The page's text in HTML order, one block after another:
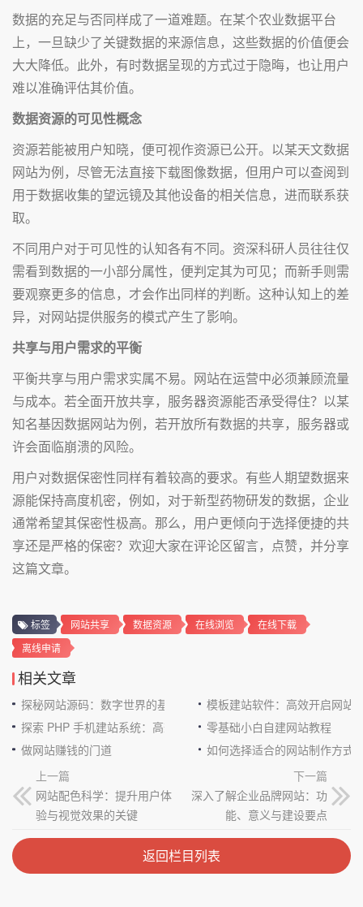
数据的充足与否同样成了一道难题。在某个农业数据平台
上，一旦缺少了关键数据的来源信息，这些数据的价值便会
大大降低。此外，有时数据呈现的方式过于隐晦，也让用户
难以准确评估其价值。
数据资源的可见性概念
资源若能被用户知晓，便可视作资源已公开。以某天文数据
网站为例，尽管无法直接下载图像数据，但用户可以查阅到
用于数据收集的望远镜及其他设备的相关信息，进而联系获
取。
不同用户对于可见性的认知各有不同。资深科研人员往往仅
需看到数据的一小部分属性，便判定其为可见；而新手则需
要观察更多的信息，才会作出同样的判断。这种认知上的差
异，对网站提供服务的模式产生了影响。
共享与用户需求的平衡
平衡共享与用户需求实属不易。网站在运营中必须兼顾流量
与成本。若全面开放共享，服务器资源能否承受得住？以某
知名基因数据网站为例，若开放所有数据的共享，服务器或
许会面临崩溃的风险。
用户对数据保密性同样有着较高的要求。有些人期望数据来
源能保持高度机密，例如，对于新型药物研发的数据，企业
通常希望其保密性极高。那么，用户更倾向于选择便捷的共
享还是严格的保密？欢迎大家在评论区留言，点赞，并分享
这篇文章。
标签 网站共享 数据资源 在线浏览
在线下载
离线申请
相关文章
探秘网站源码：数字世界的基石
模板建站软件：高效开启网站
探索 PHP 手机建站系统：高效与便捷的完美结合零基础小白自建网站教程
做网站赚钱的门道
如何选择适合的网站制作方式
上一篇
网站配色科学：提升用户体
验与视觉效果的关键
下一篇
深入了解企业品牌网站：功
能、意义与建设要点
返回栏目列表